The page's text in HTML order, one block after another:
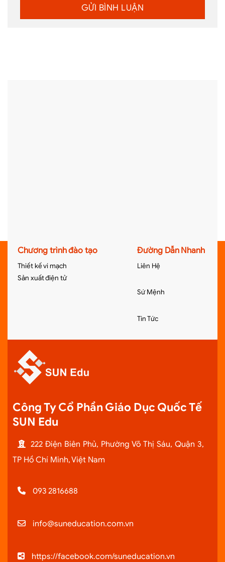
Chương trình đào tạo
Thiết kế vi mạch
Sản xuất điện tử
Đường Dẫn Nhanh
Liên Hệ
Sứ Mệnh
Tin Tức
Công Ty Cổ Phần Giáo Dục Quốc Tế
SUN Edu
222 Điện Biên Phủ, Phường Võ Thị Sáu, Quận 3,
TP Hồ Chí Minh, Việt Nam
093 2816688
info@suneducation.com.vn
https://facebook.com/suneducation.vn